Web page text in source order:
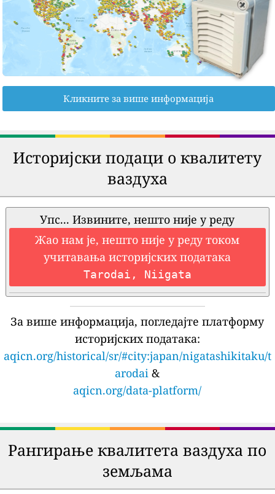
Кликните за више информација
Историјски подаци о квалитету
ваздуха
Упс... Извините, нешто није у реду
Жао нам је, нешто није у реду током
учитавања историјских података
Tarodai, Niigata
За више информација, погледајте платформу
историјских података:
aqicn.org/historical/sr/#city:japan/nigatashikitaku/t
arodai &
aqicn.org/data-platform/
Рангирање квалитета ваздуха по
земљама